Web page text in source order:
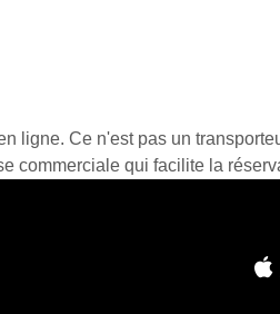
ligne. Ce n'est pas un
commerciale qui facilite la